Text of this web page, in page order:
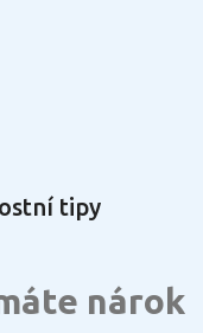
tipy
nárok